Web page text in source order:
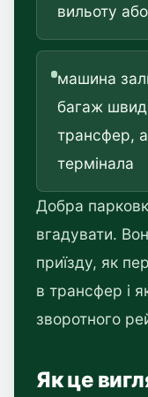
вильоту
машина
багаж
трансфер, а
термінала
Добра
вгадувати.
приїзду, як
в трансфер і
зворотного
Як це